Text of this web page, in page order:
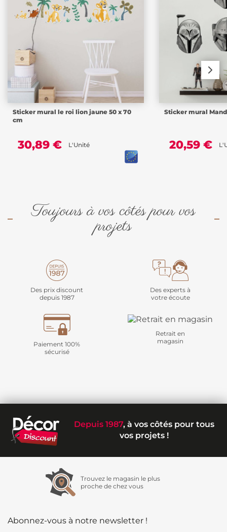
Sticker mural le roi lion jaune 50 x 70
cm
30,89 € L'Unité
Sticker mural
20,59 €
Toujours à vos côtés pour vos
projets
Des prix discount
depuis 1987
Des experts à
votre écoute
Paiement 100%
sécurisé
Retrait en
magasin
Depuis 1987, à vos côtés pour tous
vos projets !
Trouvez le magasin le plus
proche de chez vous
Abonnez-vous à notre newsletter !